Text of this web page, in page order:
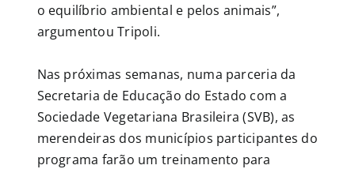
o equilíbrio ambiental e pelos animais”,
argumentou Tripoli.
Nas próximas semanas, numa parceria da
Secretaria de Educação do Estado com a
Sociedade Vegetariana Brasileira (SVB), as
merendeiras dos municípios participantes do
programa farão um treinamento para